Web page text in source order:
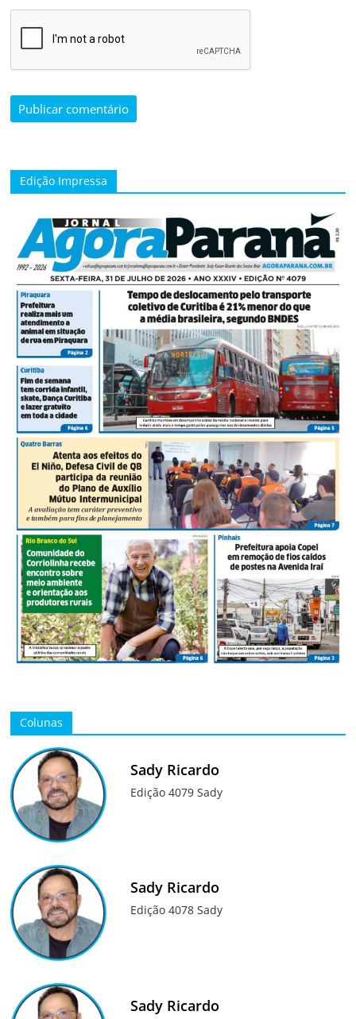
Edição Impressa
Colunas
Sady Ricardo
Edição 4079 Sady
Sady Ricardo
Edição 4078 Sady
Sady Ricardo